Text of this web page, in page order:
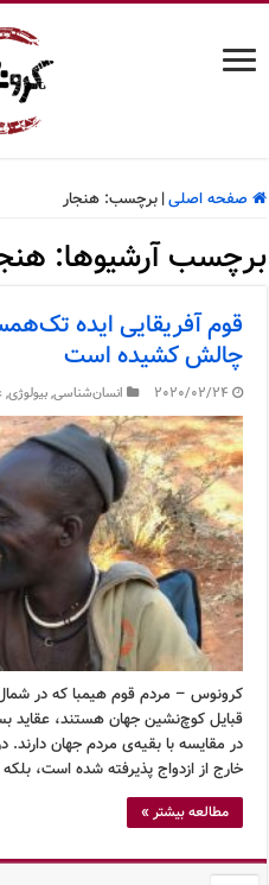
صفحه اصلی| برچسب:هنجار
برچسب آرشیوها:
قوم آفریقایی ایده
چالش کشیده است
2020/02/24 انسان‌شناسی,بیولوژی,
کرونوس – مردم قوم هیمبا که در
قبایل کوچ‌نشین جهان هستند، عقاید
در مقایسه با بقیه‌ی مردم جهان دارند.
خارج از ازدواج پذیرفته شده است،
مطالعه بیشتر »